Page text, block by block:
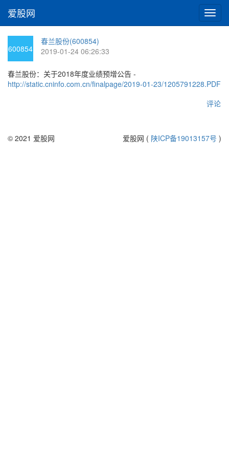
切
换
爱股网
600854
春兰股份(600854)
2019-01-24 06:26:33
春兰股份：关于2018年度业绩预增公告 -
http://static.cninfo.com.cn/finalpage/2019-01-23/1205791228.PDF
评论
© 2021 爱股网 爱股网 ( 陕ICP备19013157号 )